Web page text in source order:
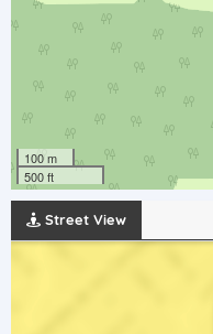
100 m
500 ft
Street View